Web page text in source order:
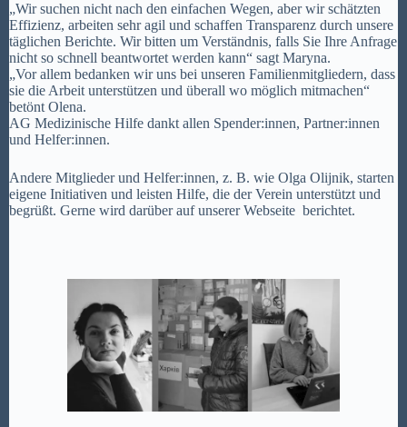
„Wir suchen nicht nach den einfachen Wegen, aber wir schätzten
Effizienz, arbeiten sehr agil und schaffen Transparenz durch unsere
täglichen Berichte. Wir bitten um Verständnis, falls Sie Ihre Anfrage
nicht so schnell beantwortet werden kann“ sagt Maryna.
„Vor allem bedanken wir uns bei unseren Familienmitgliedern, dass
sie die Arbeit unterstützen und überall wo möglich mitmachen“
betönt Olena.
AG Medizinische Hilfe dankt allen Spender:innen, Partner:innen
und Helfer:innen.
Andere Mitglieder und Helfer:innen, z. B. wie Olga Olijnik, starten
eigene Initiativen und leisten Hilfe, die der Verein unterstützt und
begrüßt. Gerne wird darüber auf unserer Webseite berichtet.